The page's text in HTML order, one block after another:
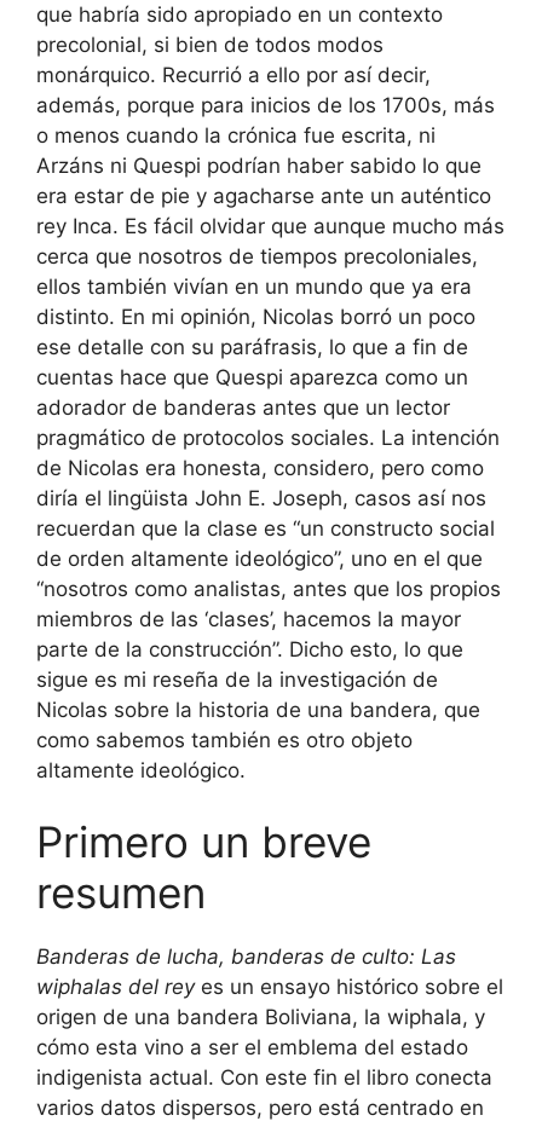
que habría sido apropiado en un contexto
precolonial, si bien de todos modos
monárquico. Recurrió a ello por así decir,
además, porque para inicios de los 1700s, más
o menos cuando la crónica fue escrita, ni
Arzáns ni Quespi podrían haber sabido lo que
era estar de pie y agacharse ante un auténtico
rey Inca. Es fácil olvidar que aunque mucho más
cerca que nosotros de tiempos precoloniales,
ellos también vivían en un mundo que ya era
distinto. En mi opinión, Nicolas borró un poco
ese detalle con su paráfrasis, lo que a fin de
cuentas hace que Quespi aparezca como un
adorador de banderas antes que un lector
pragmático de protocolos sociales. La intención
de Nicolas era honesta, considero, pero como
diría el lingüista John E. Joseph, casos así nos
recuerdan que la clase es “un constructo social
de orden altamente ideológico”, uno en el que
“nosotros como analistas, antes que los propios
miembros de las ‘clases’, hacemos la mayor
parte de la construcción”. Dicho esto, lo que
sigue es mi reseña de la investigación de
Nicolas sobre la historia de una bandera, que
como sabemos también es otro objeto
altamente ideológico.
Primero un breve
resumen
Banderas de lucha, banderas de culto: Las
wiphalas del reyes un ensayo histórico sobre el
origen de una bandera Boliviana, la wiphala, y
cómo esta vino a ser el emblema del estado
indigenista actual. Con este fin el libro conecta
varios datos dispersos, pero está centrado en